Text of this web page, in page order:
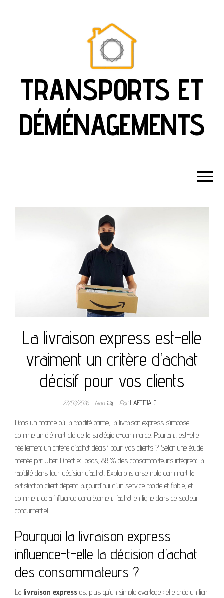
TRANSPORTS ET
DÉMÉNAGEMENTS
La livraison express est-elle
vraiment un critère d’achat
décisif pour vos clients
27/02/2026 Non ParLAETITIA C
Dans un monde où la rapidité prime, la livraison express s’impose
comme un élément clé de la stratégie e-commerce. Pourtant, est-elle
réellement un critère d’achat décisif pour vos clients ? Selon une étude
menée par Uber Direct et Ipsos, 88 % des consommateurs intègrent la
rapidité dans leur décision d’achat. Explorons ensemble comment la
satisfaction client dépend aujourd’hui d’un service rapide et fiable, et
comment cela influence concrètement l’achat en ligne dans ce secteur
concurrentiel.
Pourquoi la livraison express
influence-t-elle la décision d’achat
des consommateurs ?
La livraison express est plus qu’un simple avantage : elle crée un lien